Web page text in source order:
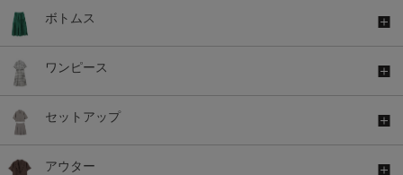
ボトムス
ワンピース
セットアップ
アウター